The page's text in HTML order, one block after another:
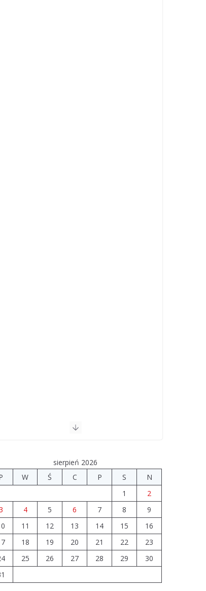
sierpień 2026
W Ś C P S
N
1
2
4 5 6 7 8
9
11 12 13 14 15
16
18 19 20 21 22
23
25 26 27 28 29
30